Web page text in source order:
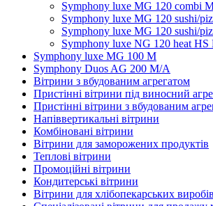
Symphony luxe MG 120 combi
Symphony luxe MG 120 sushi/
Symphony luxe MG 120 sushi/
Symphony luxe NG 120 heat HS
Symphony luxe MG 100 M
Symphony Duos AG 200 M/A
Вітрини з вбудованим агрегатом
Пристінні вітрини під виносний
Пристінні вітрини з вбудованим
Напіввертикальні вітрини
Комбіновані вітрини
Вітрини для заморожених продуктів
Теплові вітрини
Промоційні вітрини
Кондитерські вітрини
Вітрини для хлібопекарських виробів